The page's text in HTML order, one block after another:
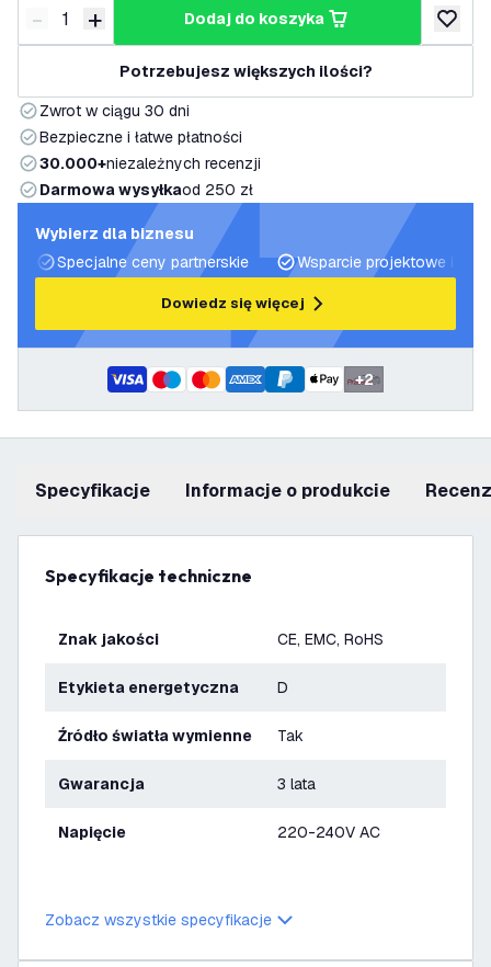
Zmniejsz ilość
- Zwiększ ilość
+ dodaj do koszyka
dodaj
Potrzebujesz większych ilości?
Zwrot w ciągu 30 dni
Bezpieczne i łatwe płatności
30.000+niezależnych recenzji
Darmowa wysyłkaod 250 zł
Wybierz dla biznesu
Specjalne ceny partnerskie
Wsparcie projektowe i
Dowiedz się więcej
+2
Specyfikacje informacje o produkcie
Specyfikacje techniczne
Znak jakości CE, EMC, RoHS
Etykieta energetyczna D
Źródło światła wymienne Tak
Gwarancja 3 lata
Napięcie 220-240V AC
Zobacz wszystkie specyfikacje